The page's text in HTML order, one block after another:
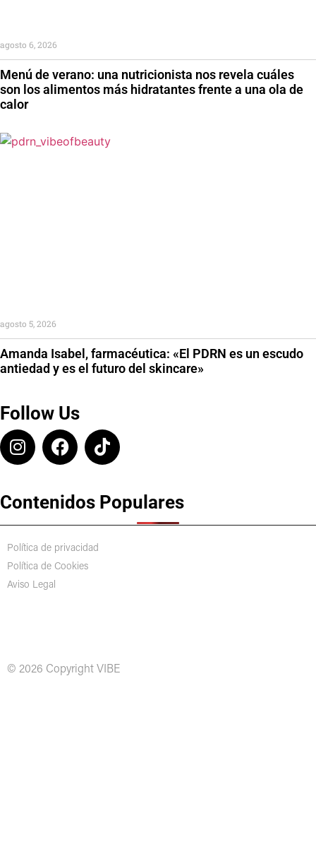
Menú de verano: una nutricionista nos revela cuáles
son los alimentos más hidratantes frente a una ola de
calor
agosto 6, 2026
Amanda Isabel, farmacéutica: «El PDRN es un escudo
antiedad y es el futuro del skincare»
agosto 5, 2026
Follow Us
Contenidos Populares
Política de privacidad
Política de Cookies
Aviso Legal
© 2026 Copyright VIBE